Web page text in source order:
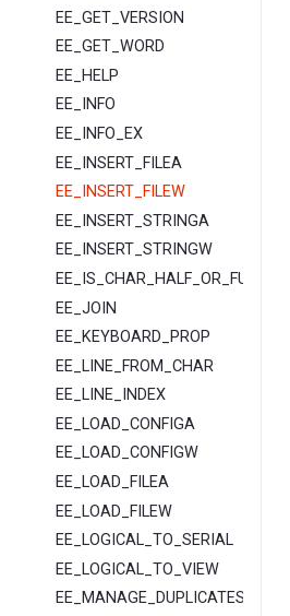
EE_GET_VERSION
EE_GET_WORD
EE_HELP
EE_INFO
EE_INFO_EX
EE_INSERT_FILEA
EE_INSERT_FILEW
EE_INSERT_STRINGA
EE_INSERT_STRINGW
EE_IS_CHAR_HALF_OR_FULL
EE_JOIN
EE_KEYBOARD_PROP
EE_LINE_FROM_CHAR
EE_LINE_INDEX
EE_LOAD_CONFIGA
EE_LOAD_CONFIGW
EE_LOAD_FILEA
EE_LOAD_FILEW
EE_LOGICAL_TO_SERIAL
EE_LOGICAL_TO_VIEW
EE_MANAGE_DUPLICATES